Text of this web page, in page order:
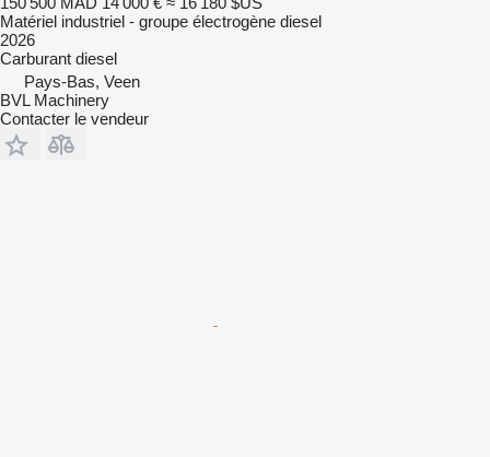
Matériel industriel - groupe électrogène diesel
2026
Carburant diesel
Pays-Bas, Veen
BVL Machinery
Contacter le vendeur